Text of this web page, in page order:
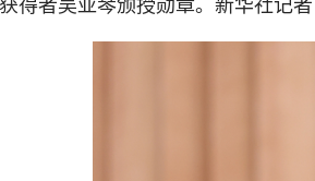
得者吴亚琴颁授勋章。新华社记